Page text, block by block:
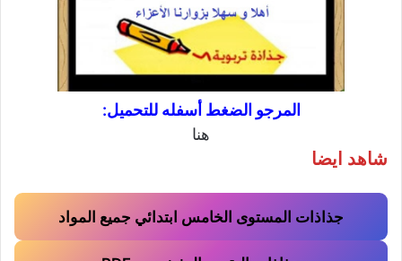
المرجو الضغط أسفله للتحميل:
هنا
شاهد ايضا
جذاذات المستوى الخامس ابتدائي جميع المواد